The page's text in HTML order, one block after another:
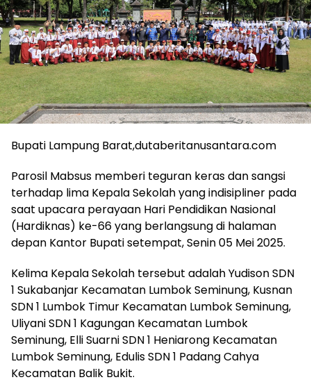
Bupati Lampung Barat,dutaberitanusantara.com
Parosil Mabsus memberi teguran keras dan sangsi
terhadap lima Kepala Sekolah yang indisipliner pada
saat upacara perayaan Hari Pendidikan Nasional
(Hardiknas) ke-66 yang berlangsung di halaman
depan Kantor Bupati setempat, Senin 05 Mei 2025.
Kelima Kepala Sekolah tersebut adalah Yudison SDN
1 Sukabanjar Kecamatan Lumbok Seminung, Kusnan
SDN 1 Lumbok Timur Kecamatan Lumbok Seminung,
Uliyani SDN 1 Kagungan Kecamatan Lumbok
Seminung, Elli Suarni SDN 1 Heniarong Kecamatan
Lumbok Seminung, Edulis SDN 1 Padang Cahya
Kecamatan Balik Bukit.